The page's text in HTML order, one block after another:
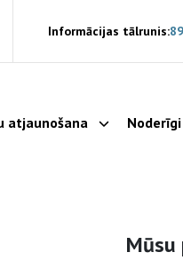
Informācijas tālrunis:
atjaunošana ParādītNoderīgi
Mūsu